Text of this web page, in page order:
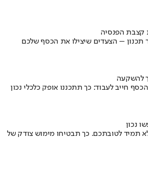
קצבת הפנסיה
תכנון – הצעדים שיצילו את הכסף שלכם
חייב לעבוד: כך תתכננו אופק כלכלי נכון
נכון
תמיד לטובתכם. כך תבטיחו מימוש צודק של